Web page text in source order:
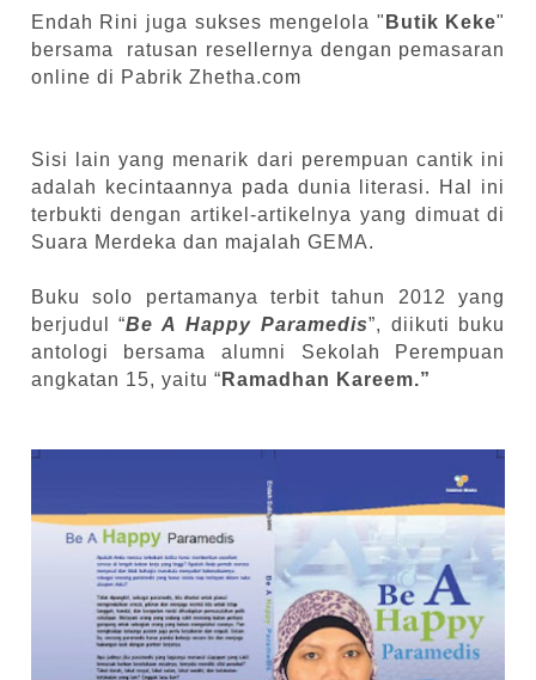
Endah Rini juga sukses mengelola " Butik Keke"
bersama ratusan resellernya dengan pemasaran
online di Pabrik Zhetha.com
Sisi lain yang menarik dari perempuan cantik ini
adalah kecintaannya pada dunia literasi. Hal ini
terbukti dengan artikel-artikelnya yang dimuat di
Suara Merdeka dan majalah GEMA.
Buku solo pertamanya terbit tahun 2012 yang
berjudul “Be A Happy Paramedis”, diikuti buku
antologi bersama alumni Sekolah Perempuan
angkatan 15, yaitu “ Ramadhan Kareem.”